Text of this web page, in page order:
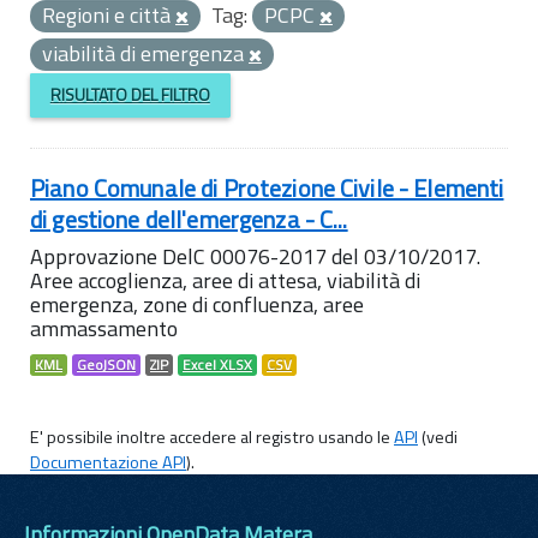
Regioni e città
Tag: PCPC
viabilità di emergenza
RISULTATO DEL FILTRO
Piano Comunale di Protezione Civile - Elementi
di gestione dell'emergenza - C...
Approvazione DelC 00076-2017 del 03/10/2017.
Aree accoglienza, aree di attesa, viabilità di
emergenza, zone di confluenza, aree
ammassamento
KML GeoJSON ZIP Excel XLSX CSV
E' possibile inoltre accedere al registro usando leAPI(vedi
Documentazione API).